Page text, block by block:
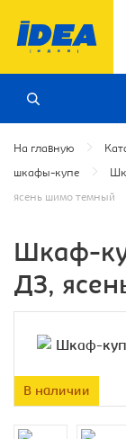
На главную
шкафы-купе
ясень шимо темный
Шкаф-
ДЗ,
В наличии